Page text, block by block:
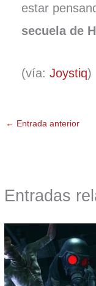
estar
secuela de
(vía: Joystiq)
← Entrada anterior
Entradas